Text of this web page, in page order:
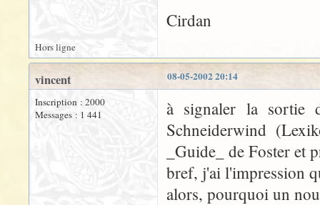
Cirdan
Hors ligne
08-05-2002 20:14
vincent
Inscription : 2000
Messages : 1 441
à signaler la sortie
Schneiderwind
_Guide_ de Foster et
bref, j'ai l'impression
alors, pourquoi un